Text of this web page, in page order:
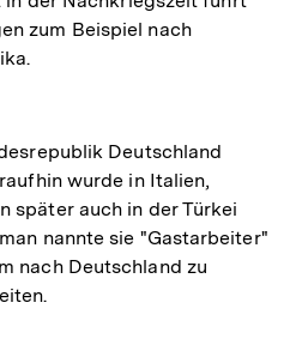
zum Beispiel nach
Deutschland
wurde in Italien,
später auch in der Türkei
nannte sie "Gastarbeiter"
nach Deutschland zu